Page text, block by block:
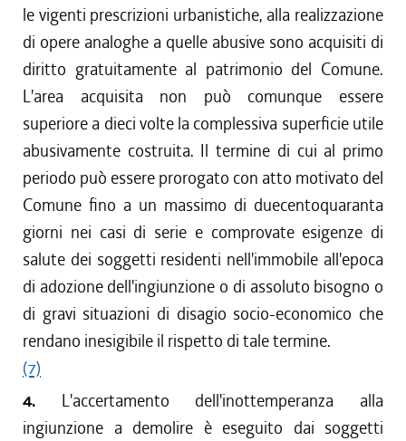
le vigenti prescrizioni urbanistiche, alla realizzazione
di opere analoghe a quelle abusive sono acquisiti di
diritto gratuitamente al patrimonio del Comune.
L'area acquisita non può comunque essere
superiore a dieci volte la complessiva superficie utile
abusivamente costruita. Il termine di cui al primo
periodo può essere prorogato con atto motivato del
Comune fino a un massimo di duecentoquaranta
giorni nei casi di serie e comprovate esigenze di
salute dei soggetti residenti nell'immobile all'epoca
di adozione dell'ingiunzione o di assoluto bisogno o
di gravi situazioni di disagio socio-economico che
rendano inesigibile il rispetto di tale termine.
(7)
4. L'accertamento dell'inottemperanza alla
ingiunzione a demolire è eseguito dai soggetti